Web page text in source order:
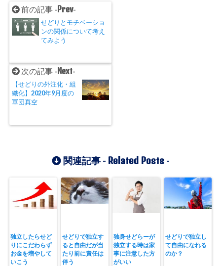
前の記事 -Prev-
せどりとモチベーショ
ンの関係について考え
てみよう
次の記事 -Next-
【せどりの外注化・組
織化】2020年9月度の
軍団真空
関連記事 - Related Posts-
独立したらせど
りにこだわらず
お金を増やして
いこう
せどりで独立す
ると自由だが当
たり前に責任は
伴う
独身せどらーが
独立する時は家
事に注意した方
がいい
せどりで独立し
て自由になれる
のか？